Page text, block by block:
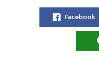
Facebook